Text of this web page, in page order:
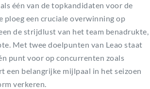
één van de topkandidaten voor de
een cruciale overwinning op
de strijdlust van het team benadrukte,
Met twee doelpunten van Leao staat
punt voor op concurrenten zoals
een belangrijke mijlpaal in het seizoen
verkeren.